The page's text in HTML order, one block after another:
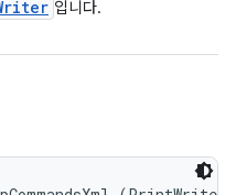
입니다.